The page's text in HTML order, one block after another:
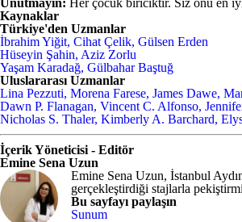
Unutmayın: Her çocuk biriciktir. Siz onu en
Kaynaklar
Türkiye'den Uzmanlar
İbrahim Yiğit, Cihat Çelik, Gülsen Erden
Hüseyin Şahin, Aziz Zorlu
Yaşam Karadağ, Gülbahar Baştuğ
Uluslararası Uzmanlar
Lina Pezzuti, Morena Farese, James Dawe,
Dawn P. Flanagan, Vincent C. Alfonso,
Nicholas S. Thaler, Kimberly A. Barchard,
İçerik Yöneticisi - Editör
Emine Sena Uzun
Emine Sena Uzun, İstanbul
gerçekleştirdiği stajlarla
Bu sayfayı paylaşın
Sunum